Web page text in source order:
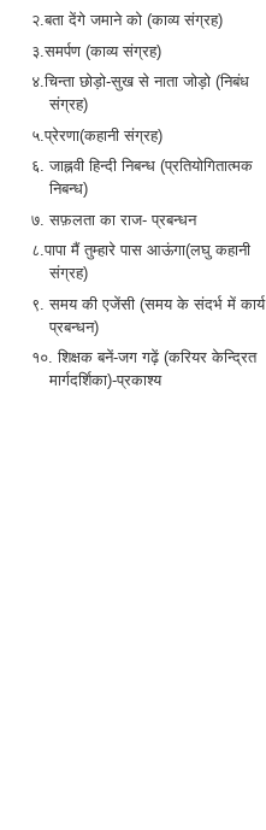
२.बता देंगे जमाने को (काव्य संग्रह)
३.समर्पण (काव्य संग्रह)
४.चिन्ता छोड़ो-सुख से नाता जोड़ो (निबंध
संग्रह)
५.प्रेरणा(कहानी संग्रह)
६. जाह्नवी हिन्दी निबन्ध (प्रतियोगितात्मक
निबन्ध)
७. सफ़लता का राज- प्रबन्धन
८.पापा मैं तुम्हारे पास आऊंगा(लघु कहानी
संग्रह)
९. समय की एजेंसी (समय के संदर्भ में कार्य
प्रबन्धन)
१०. शिक्षक बनें-जग गढ़ें (करियर केन्द्रित
मार्गदर्शिका)-प्रकाश्य